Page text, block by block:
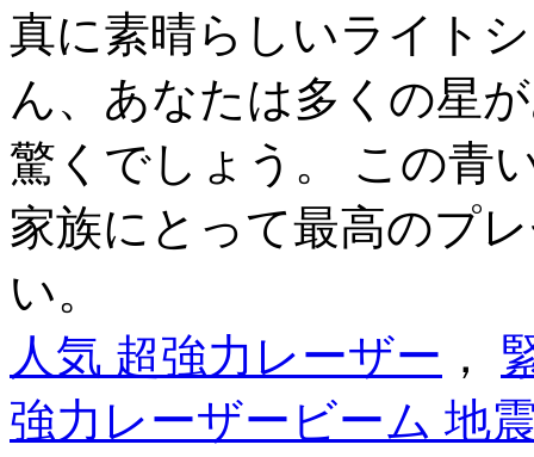
真に素晴らしいライト
ん、あなたは多くの星
驚くでしょう。 この青
家族にとって最高のプ
い。
人気 超強力レーザー ，
強力レーザービーム 地